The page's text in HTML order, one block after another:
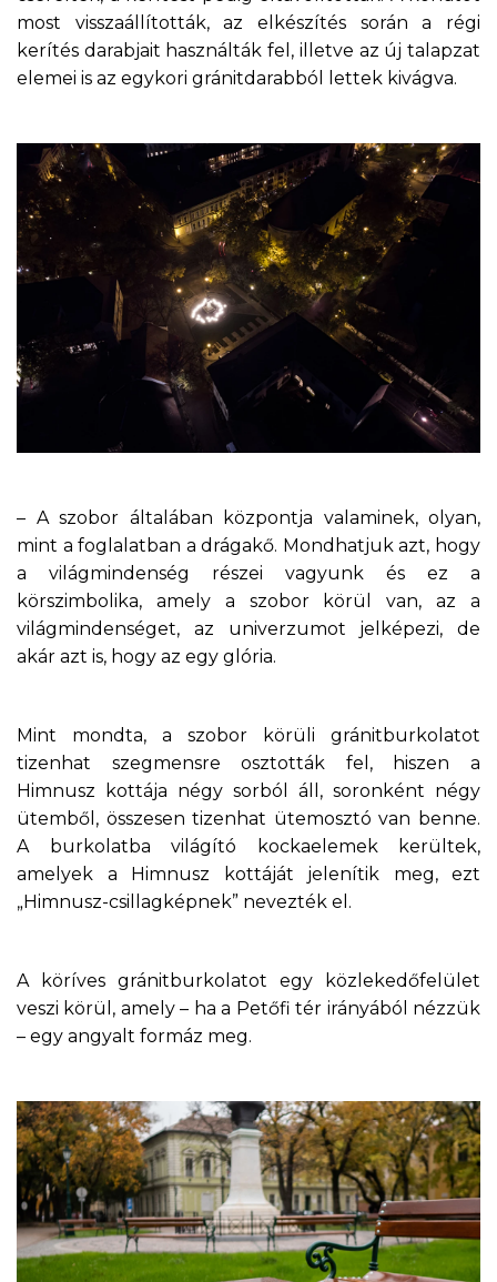
most visszaállították, az elkészítés során a régi
kerítés darabjait használták fel, illetve az új talapzat
elemei is az egykori gránitdarabból lettek kivágva.
– A szobor általában központja valaminek, olyan,
mint a foglalatban a drágakő. Mondhatjuk azt, hogy
a világmindenség részei vagyunk és ez a
körszimbolika, amely a szobor körül van, az a
világmindenséget, az univerzumot jelképezi, de
akár azt is, hogy az egy glória.
Mint mondta, a szobor körüli gránitburkolatot
tizenhat szegmensre osztották fel, hiszen a
Himnusz kottája négy sorból áll, soronként négy
ütemből, összesen tizenhat ütemosztó van benne.
A burkolatba világító kockaelemek kerültek,
amelyek a Himnusz kottáját jelenítik meg, ezt
„Himnusz-csillagképnek” nevezték el.
A köríves gránitburkolatot egy közlekedőfelület
veszi körül, amely – ha a Petőfi tér irányából nézzük
– egy angyalt formáz meg.